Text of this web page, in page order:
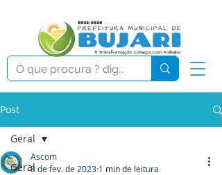
Post
Geral
Geral
Ascom
8 de fev. de 2023 1 min de leitura